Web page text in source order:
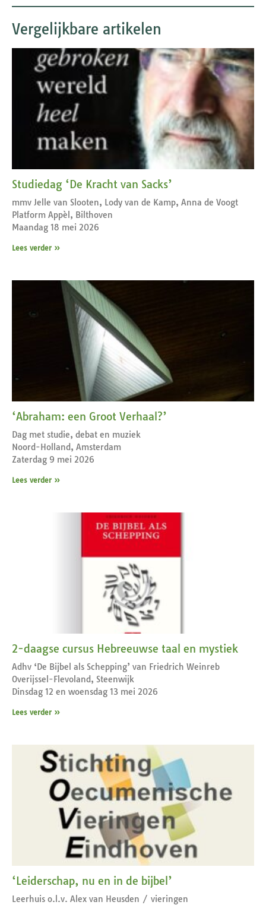
Vergelijkbare artikelen
Studiedag ‘De Kracht van Sacks’
mmv Jelle van Slooten, Lody van de Kamp, Anna de Voogt
Platform Appèl, Bilthoven
Maandag 18 mei 2026
Lees verder »
‘Abraham: een Groot Verhaal?’
Dag met studie, debat en muziek
Noord-Holland, Amsterdam
Zaterdag 9 mei 2026
Lees verder »
2-daagse cursus Hebreeuwse taal en mystiek
Adhv ‘De Bijbel als Schepping’ van Friedrich Weinreb
Overijssel-Flevoland, Steenwijk
Dinsdag 12 en woensdag 13 mei 2026
Lees verder »
‘Leiderschap, nu en in de bijbel’
Leerhuis o.l.v. Alex van Heusden / vieringen